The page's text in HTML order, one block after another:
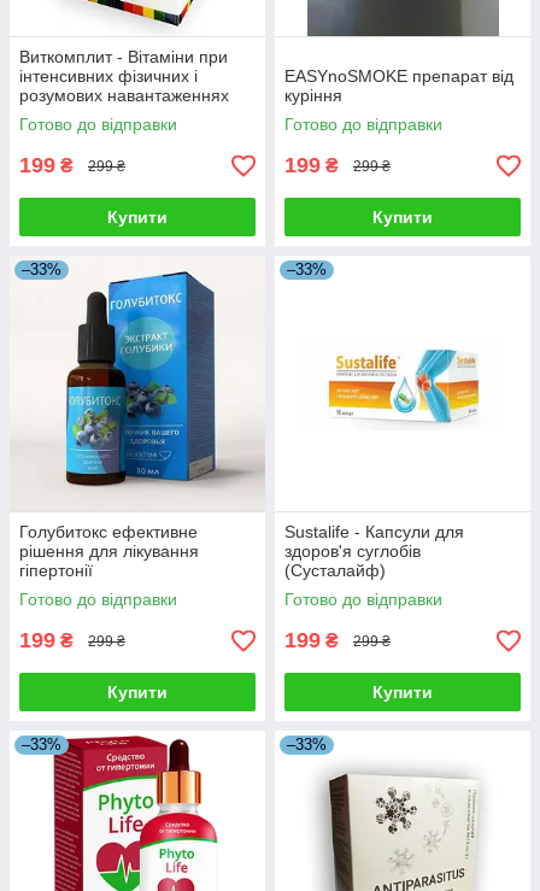
Виткомплит - Вітаміни при
інтенсивних фізичних і
розумових навантаженнях
Готово до відправки
199 ₴ 299 ₴
Купити
EASYnoSMOKE препарат від
куріння
Готово до відправки
199 ₴ 299 ₴
Купити
–33%
Голубитокс ефективне
рішення для лікування
гіпертонії
Готово до відправки
199 ₴ 299 ₴
Купити
–33%
Sustalife - Капсули для
здоров'я суглобів
(Сусталайф)
Готово до відправки
199 ₴ 299 ₴
Купити
–33% –33%